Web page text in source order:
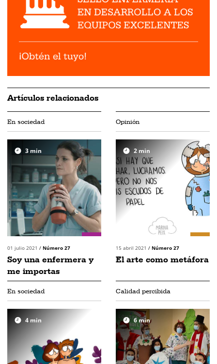
Artículos relacionados
En sociedad
3 min
01 julio 2021 / Número 27
Soy una enfermera y
me importas
Opinión
2 min
15 abril 2021 / Número 27
El arte como metáfora
En sociedad
4 min
Calidad percibida
6min